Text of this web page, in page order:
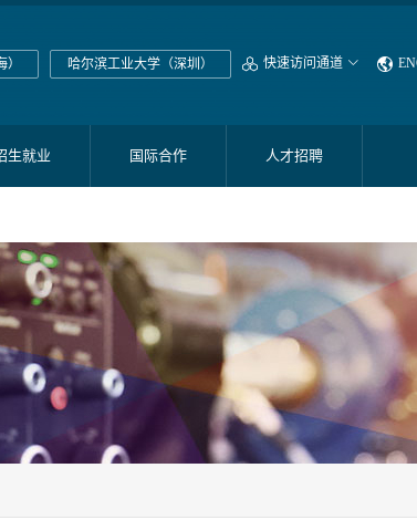
哈尔滨工业大学（深圳）  快速访问通道  
生就业 国际合作 人才招聘